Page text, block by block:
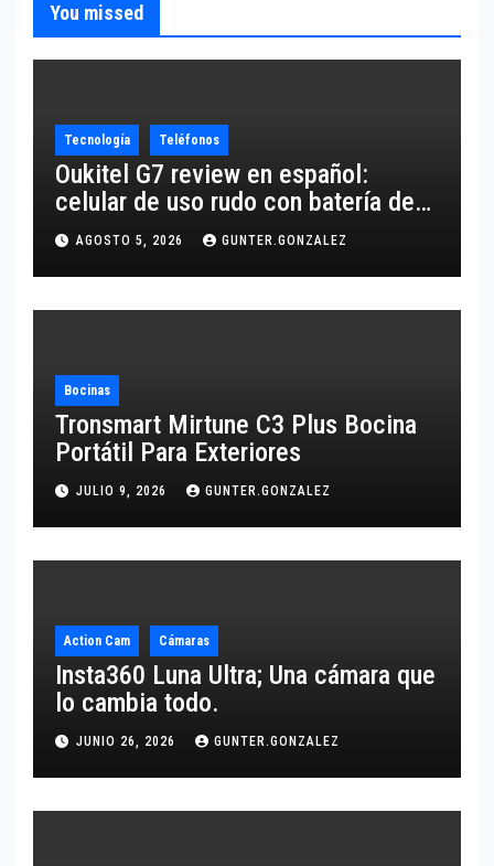
You missed
Tecnología Teléfonos
Oukitel G7 review en español:
celular de uso rudo con batería de
10,600 mAh
AGOSTO 5, 2026 GUNTER.GONZALEZ
Bocinas
Tronsmart Mirtune C3 Plus Bocina
Portátil Para Exteriores
JULIO 9, 2026 GUNTER.GONZALEZ
Action Cam Cámaras
Insta360 Luna Ultra; Una cámara que
lo cambia todo.
JUNIO 26, 2026 GUNTER.GONZALEZ